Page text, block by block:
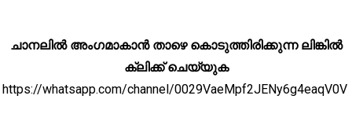
ചാനലിൽ അംഗമാകാൻ താഴെ കൊടുത്തിരിക്കുന്ന ലിങ്കിൽ
ക്ലിക്ക് ചെയ്യുക
https://whatsapp.com/channel/0029VaeMpf2JENy6g4eaqV0V